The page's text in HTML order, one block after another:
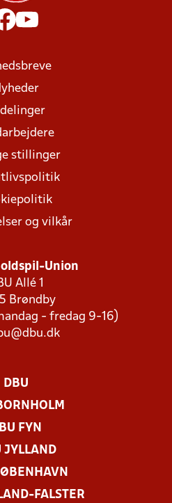
stillinger
og vilkår
Union
Allé 1
Brøndby
- fredag 9-16)
DBU
FYN
JYLLAND
FALSTER